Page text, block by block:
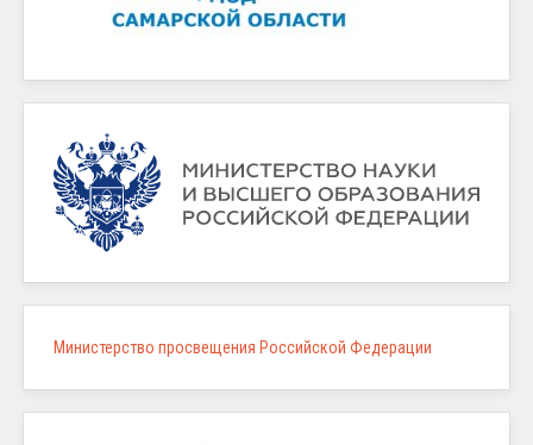
Министерство просвещения Российской Федерации